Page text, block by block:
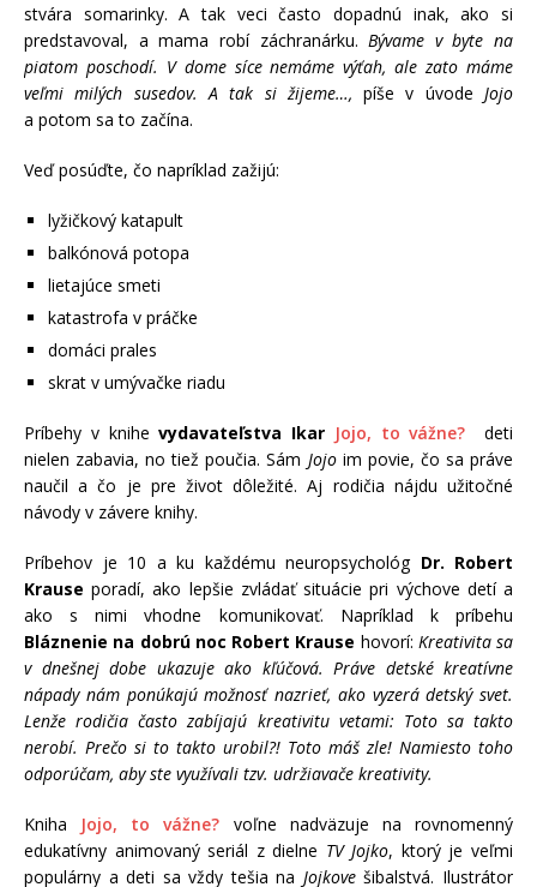
stvára somarinky. A tak veci často dopadnú inak, ako si
predstavoval, a mama robí záchranárku. Bývame v byte na
piatom poschodí. V dome síce nemáme výťah, ale zato máme
veľmi milých susedov. A tak si žijeme…, píše v úvode Jojo
a potom sa to začína.
Veď posúďte, čo napríklad zažijú:
lyžičkový katapult
balkónová potopa
lietajúce smeti
katastrofa v práčke
domáci prales
skrat v umývačke riadu
Príbehy v knihevydavateľstva Ikar Jojo, to vážne? deti
nielen zabavia, no tiež poučia. Sám Jojoim povie, čo sa práve
naučil a čo je pre život dôležité. Aj rodičia nájdu užitočné
návody v závere knihy.
Príbehov je 10 a ku každému neuropsychológ Dr. Robert
Krause poradí, ako lepšie zvládať situácie pri výchove detí a
ako s nimi vhodne komunikovať. Napríklad k príbehu
Bláznenie na dobrú noc Robert Krause hovorí: Kreativita sa
v dnešnej dobe ukazuje ako kľúčová. Práve detské kreatívne
nápady nám ponúkajú možnosť nazrieť, ako vyzerá detský svet.
Lenže rodičia často zabíjajú kreativitu vetami: Toto sa takto
nerobí. Prečo si to takto urobil?! Toto máš zle! Namiesto toho
odporúčam, aby ste využívali tzv. udržiavače kreativity.
Kniha Jojo, to vážne? voľne nadväzuje na rovnomenný
edukatívny animovaný seriál z dielne TV Jojko, ktorý je veľmi
populárny a deti sa vždy tešia na Jojkovešibalstvá. Ilustrátor